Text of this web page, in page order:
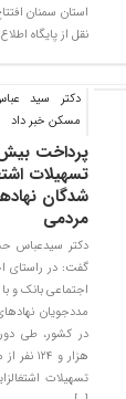
استان سمنان
نقل از پایگاه
دکتر سید
مسکن خبر داد
تسهیلات
شدگان
مردمی
دکتر سیدعباس
گفت: در راستای
اجتماعی بانک و
مددجویان
هزار و